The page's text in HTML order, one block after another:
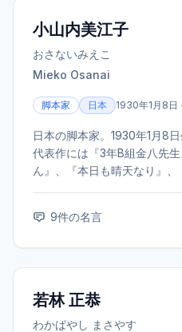
小山内美江子
おさないみえこ
Mieko Osanai
脚本家 日本 1930年1月8日
日本の脚本家。1930年1月8
代表作には『3年B組金八先
ん』、『本日も晴天なり』
して、教育や家族をテーマ
9件の名言
若林 正恭
わかばやし まさやす